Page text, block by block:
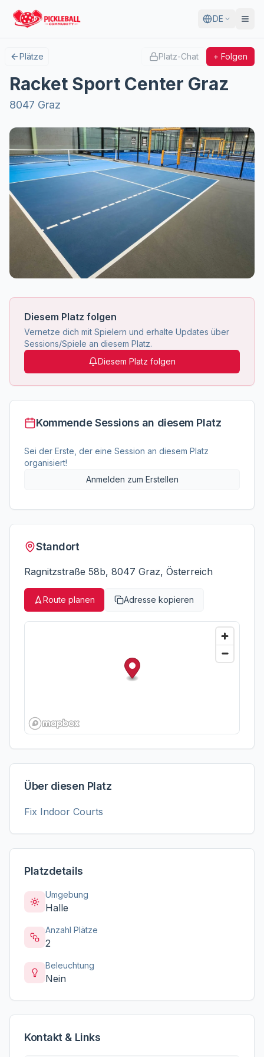
DE
Plätze Platz-Chat + Folgen
Racket Sport Center Graz
8047 Graz
Diesem Platz folgen
Vernetze dich mit Spielern und erhalte Updates über
Sessions/Spiele an diesem Platz.
Diesem Platz folgen
Kommende Sessions an diesem Platz
Sei der Erste, der eine Session an diesem Platz
organisiert!
Anmelden zum Erstellen
Standort
Ragnitzstraße 58b, 8047 Graz, Österreich
Route planen Adresse kopieren
Über diesen Platz
Fix Indoor Courts
Platzdetails
Umgebung
Halle
Anzahl Plätze
2
Beleuchtung
Nein
Kontakt & Links